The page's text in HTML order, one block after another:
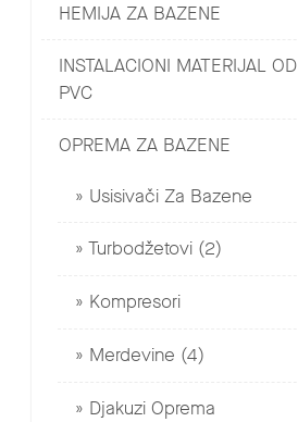
HEMIJA ZA BAZENE
INSTALACIONI MATERIJAL OD
PVC
OPREMA ZA BAZENE
Usisivači Za Bazene
Turbodžetovi (2)
Kompresori
Merdevine (4)
Djakuzi Oprema